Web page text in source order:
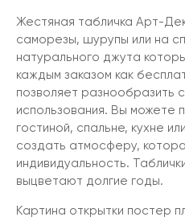
Жестяная табличка Арт-
саморезы, шурупы или на
натурального джута
каждым заказом как
позволяет разнообразить
использования. Вы можете
гостиной, спальне, кухне
создать атмосферу,
индивидуальность.
выцветают долгие годы.
Картина открытки постер